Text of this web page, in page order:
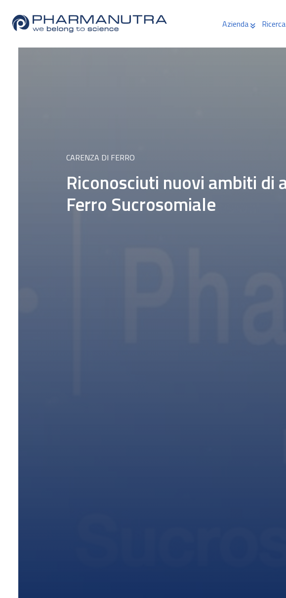
content
Azienda
CARENZA DI FERRO
Riconosciuti nuovi ambiti di
Ferro Sucrosomiale